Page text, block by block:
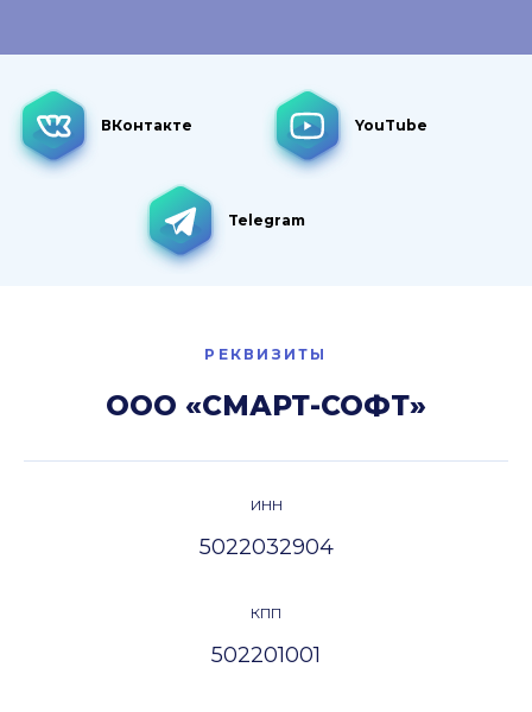
ВКонтакте YouTube
Telegram
РЕКВИЗИТЫ
ООО «СМАРТ-СОФТ»
ИНН
5022032904
КПП
502201001